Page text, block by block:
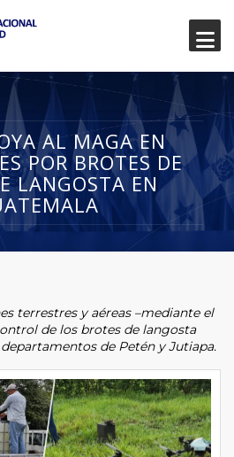
AL MAGA EN
POR BROTES DE
LANGOSTA EN
terrestres y aéreas –mediante el
de los brotes de langosta
de Petén y Jutiapa.